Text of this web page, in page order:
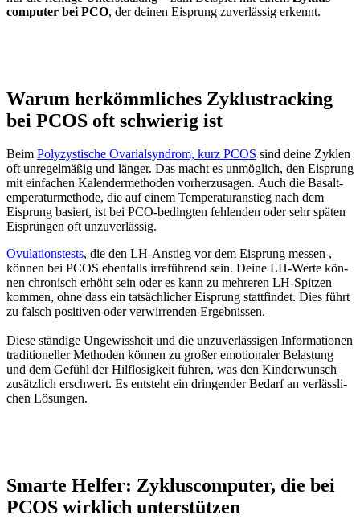
com­pu­ter bei PCO, der dei­nen Eisprung zuver­läs­sig erkennt.
War­um her­kömm­li­ches Zyklus­track­ing
bei PCOS oft schwie­rig ist
Beim Poly­zys­ti­sche Ova­ri­al­syn­drom, kurz PCOS sind dei­ne Zyklen
oft unre­gel­mä­ßig und län­ger. Das macht es unmög­lich, den Eisprung
mit ein­fa­chen Kalen­der­me­tho­den vor­her­zu­sa­gen. Auch die Basal­t­
em­pe­ra­tur­me­tho­de, die auf einem Tem­pe­ra­tur­an­stieg nach dem
Eisprung basiert, ist bei PCO-beding­ten feh­len­den oder sehr spä­ten
Eisprün­gen oft unzu­ver­läs­sig.
Ovu­la­ti­ons­tests, die den LH-Anstieg vor dem Eisprung mes­sen ,
kön­nen bei PCOS eben­falls irre­füh­rend sein. Dei­ne LH-Wer­te kön­
nen chro­nisch erhöht sein oder es kann zu meh­re­ren LH-Spit­zen
kom­men, ohne dass ein tat­säch­li­cher Eisprung statt­fin­det. Dies führt
zu falsch posi­ti­ven oder ver­wir­ren­den Ergeb­nis­sen.
Die­se stän­di­ge Unge­wiss­heit und die unzu­ver­läs­si­gen Infor­ma­tio­nen
tra­di­tio­nel­ler Metho­den kön­nen zu gro­ßer emo­tio­na­ler Belas­tung
und dem Gefühl der Hilf­lo­sig­keit füh­ren, was den Kin­der­wunsch
zusätz­lich erschwert. Es ent­steht ein drin­gen­der Bedarf an ver­läss­li­
chen Lösun­gen.
Smar­te Hel­fer: Zyklus­com­pu­ter, die bei
PCOS wirk­lich unter­stüt­zen